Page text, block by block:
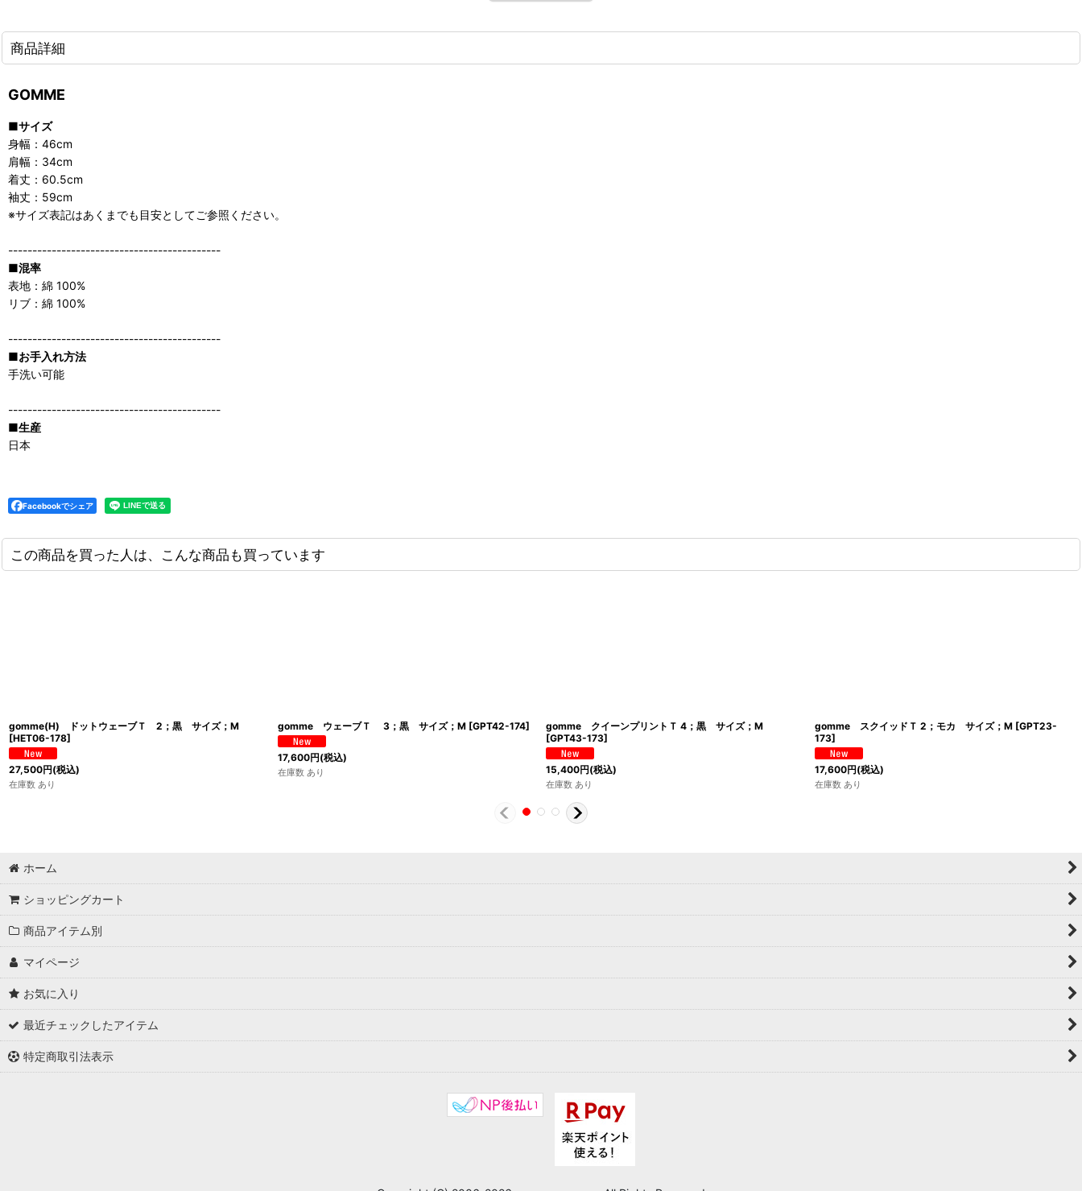
商品詳細
GOMME
■サイズ
身幅：46cm
肩幅：34cm
着丈：60.5cm
袖丈：59cm
※サイズ表記はあくまでも目安としてご参照ください。
--------------------------------------------
■混率
表地：綿 100%
リブ：綿 100%
--------------------------------------------
■お手入れ方法
手洗い可能
--------------------------------------------
■生産
日本
Facebookでシェア
この商品を買った人は、こんな商品も買っています
gomme(H) ドットウェーブＴ 2；黒 サイズ；M
[HET06-178]
27,500円(税込)
在庫数 あり
gomme ウェーブＴ 3；黒 サイズ；M [GPT42-174]
17,600円(税込)
在庫数 あり
gomme クイーンプリントＴ 4；黒 サイズ；M
[GPT43-173]
15,400円(税込)
在庫数 あり
gomme スクイッドＴ 2；モカ サイズ；M [GPT23-
173]
17,600円(税込)
在庫数 あり
ホーム
ショッピングカート
商品アイテム別
マイページ
お気に入り
最近チェックしたアイテム
特定商取引法表示